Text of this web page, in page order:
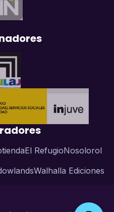
El RefugioNosolorol
Walhalla Ediciones